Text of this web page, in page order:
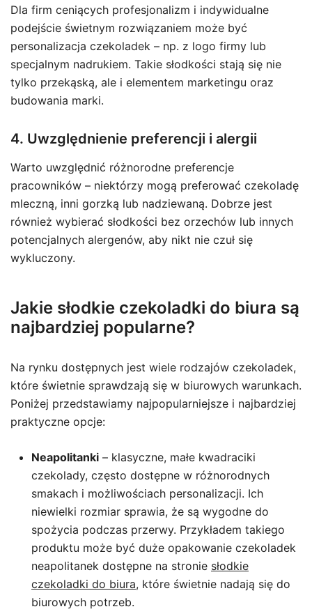
Dla firm ceniących profesjonalizm i indywidualne
podejście świetnym rozwiązaniem może być
personalizacja czekoladek – np. z logo firmy lub
specjalnym nadrukiem. Takie słodkości stają się nie
tylko przekąską, ale i elementem marketingu oraz
budowania marki.
4. Uwzględnienie preferencji i alergii
Warto uwzględnić różnorodne preferencje
pracowników – niektórzy mogą preferować czekoladę
mleczną, inni gorzką lub nadziewaną. Dobrze jest
również wybierać słodkości bez orzechów lub innych
potencjalnych alergenów, aby nikt nie czuł się
wykluczony.
Jakie słodkie czekoladki do biura są
najbardziej popularne?
Na rynku dostępnych jest wiele rodzajów czekoladek,
które świetnie sprawdzają się w biurowych warunkach.
Poniżej przedstawiamy najpopularniejsze i najbardziej
praktyczne opcje:
Neapolitanki – klasyczne, małe kwadraciki
czekolady, często dostępne w różnorodnych
smakach i możliwościach personalizacji. Ich
niewielki rozmiar sprawia, że są wygodne do
spożycia podczas przerwy. Przykładem takiego
produktu może być duże opakowanie czekoladek
neapolitanek dostępne na stronie słodkie
czekoladki do biura, które świetnie nadają się do
biurowych potrzeb.